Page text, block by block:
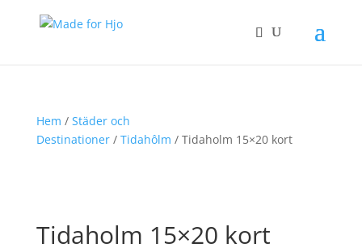
Hem / Städer och
Destinationer/ Tidahôlm / Tidaholm 15×20 kort
Tidaholm 15×20 kort